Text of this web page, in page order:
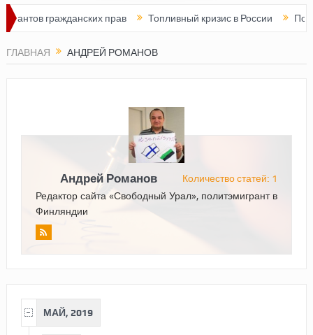
гражданских прав Топливный кризис в России
ГЛАВНАЯ АНДРЕЙ РОМАНОВ
Андрей Романов Количество статей: 1
Редактор сайта «Свободный Урал», политэмигрант в
Финляндии
МАЙ, 2019